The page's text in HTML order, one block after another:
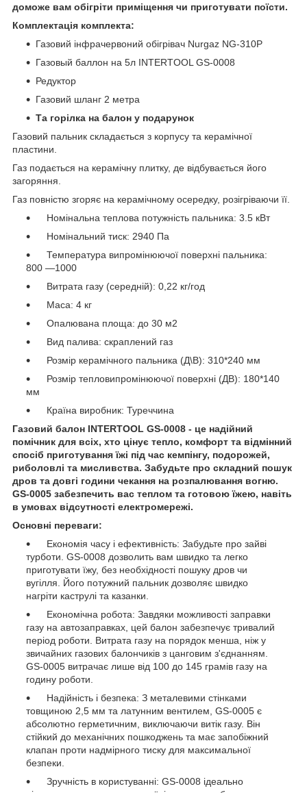
доможе вам обігріти приміщення чи приготувати поїсти.
Комплектація комплекта:
Газовий інфрачервоний обігрівач Nurgaz NG-310P
Газовый баллон на 5л INTERTOOL GS-0008
Редуктор
Газовий шланг 2 метра
Та горілка на балон у подарунок
Газовий пальник складається з корпусу та керамічної
пластини.
Газ подається на керамічну плитку, де відбувається його
загоряння.
Газ повністю згоряє на керамічному осередку, розігріваючи її.
Номінальна теплова потужність пальника: 3.5 кВт
Номінальний тиск: 2940 Па
Температура випромінюючої поверхні пальника:
800 ―1000
Витрата газу (середній): 0,22 кг/год
Маса: 4 кг
Опалювана площа: до 30 м2
Вид палива: скраплений газ
Розмір керамічного пальника (Д\В): 310*240 мм
Розмір тепловипромінюючої поверхні (ДВ): 180*140
мм
Країна виробник: Туреччина
Газовий балон INTERTOOL GS-0008 - це надійний
помічник для всіх, хто цінує тепло, комфорт та відмінний
спосіб приготування їжі під час кемпінгу, подорожей,
риболовлі та мисливства. Забудьте про складний пошук
дров та довгі години чекання на розпалювання вогню.
GS-0005 забезпечить вас теплом та готовою їжею, навіть
в умовах відсутності електромережі.
Основні переваги:
Економія часу і ефективність: Забудьте про зайві
турботи. GS-0008 дозволить вам швидко та легко
приготувати їжу, без необхідності пошуку дров чи
вугілля. Його потужний пальник дозволяє швидко
нагріти каструлі та казанки.
Економічна робота: Завдяки можливості заправки
газу на автозаправках, цей балон забезпечує тривалий
період роботи. Витрата газу на порядок менша, ніж у
звичайних газових балончиків з цанговим з'єднанням.
GS-0005 витрачає лише від 100 до 145 грамів газу на
годину роботи.
Надійність і безпека: З металевими стінками
товщиною 2,5 мм та латунним вентилем, GS-0005 є
абсолютно герметичним, виключаючи витік газу. Він
стійкий до механічних пошкоджень та має запобіжний
клапан проти надмірного тиску для максимальної
безпеки.
Зручність в користуванні: GS-0008 ідеально